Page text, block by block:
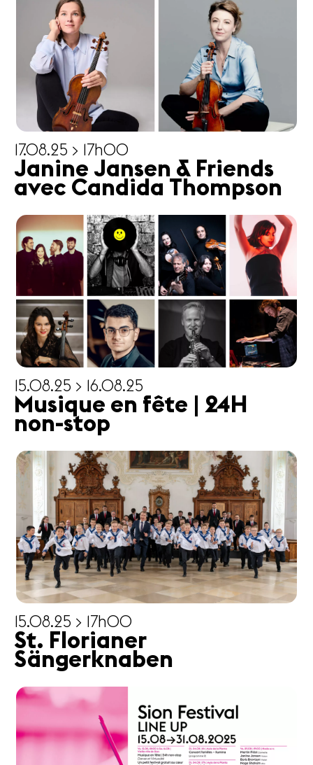
17.08.25 > 17h00
Janine Jansen & Friends
avec Candida Thompson
15.08.25 > 16.08.25
Musique en fête | 24H
non-stop
15.08.25 > 17h00
St. Florianer
Sängerknaben